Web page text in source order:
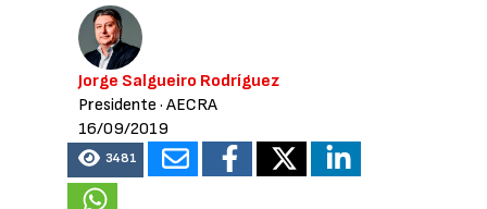
Jorge Salgueiro Rodríguez
Presidente · AECRA
16/09/2019
3481